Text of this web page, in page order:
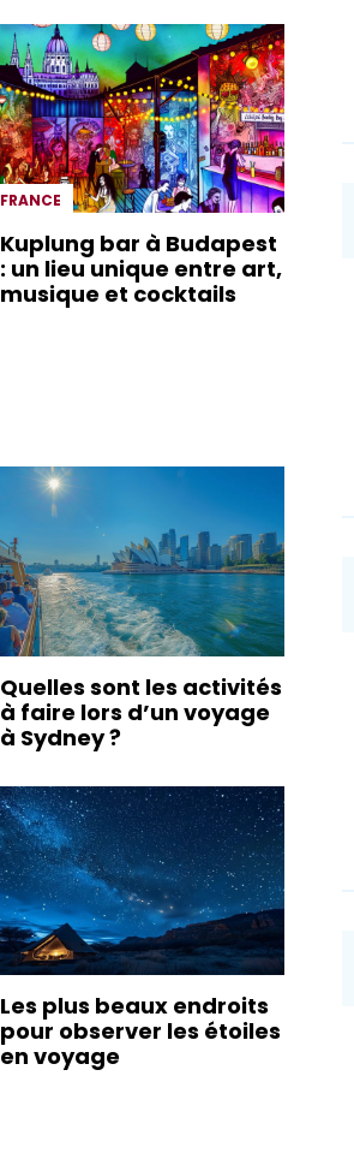
FRANCE
Kuplung bar à Budapest
: un lieu unique entre art,
musique et cocktails
Quelles sont les activités
à faire lors d’un voyage
à Sydney ?
Les plus beaux endroits
pour observer les étoiles
en voyage